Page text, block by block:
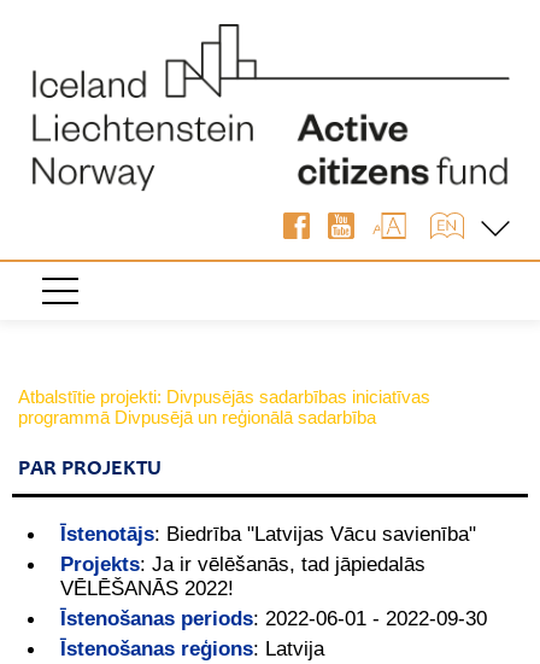
Atbalstītie projekti: Divpusējās sadarbības iniciatīvas
programmā Divpusējā un reģionālā sadarbība
PAR PROJEKTU
Īstenotājs: Biedrība "Latvijas Vācu savienība"
Projekts: Ja ir vēlēšanās, tad jāpiedalās
VĒLĒŠANĀS 2022!
Īstenošanas periods: 2022-06-01 - 2022-09-30
Īstenošanas reģions: Latvija